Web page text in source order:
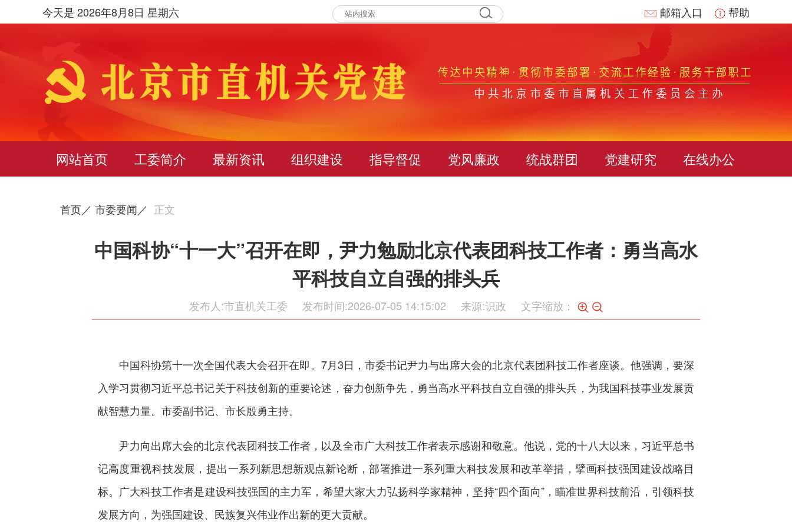
今天是 2026年8月8日 星期六 邮箱入口 帮助
网站首页 工委简介 最新资讯 组织建设 指导督促 党风廉政 统战群团 党建研究 在线办公
首页／ 市委要闻／ 正文
中国科协“十一大”召开在即，尹力勉励北京代表团科技工作者：勇当高水
平科技自立自强的排头兵
发布人:市直机关工委 发布时间:2026-07-05 14:15:02 来源:识政 文字缩放：
中国科协第十一次全国代表大会召开在即。7月3日，市委书记尹力与出席大会的北京代表团科技工作者座谈。他强调，要深
入学习贯彻习近平总书记关于科技创新的重要论述，奋力创新争先，勇当高水平科技自立自强的排头兵，为我国科技事业发展贡
献智慧力量。市委副书记、市长殷勇主持。
尹力向出席大会的北京代表团科技工作者，以及全市广大科技工作者表示感谢和敬意。他说，党的十八大以来，习近平总书
记高度重视科技发展，提出一系列新思想新观点新论断，部署推进一系列重大科技发展和改革举措，擘画科技强国建设战略目
标。广大科技工作者是建设科技强国的主力军，希望大家大力弘扬科学家精神，坚持“四个面向”，瞄准世界科技前沿，引领科技
发展方向，为强国建设、民族复兴伟业作出新的更大贡献。